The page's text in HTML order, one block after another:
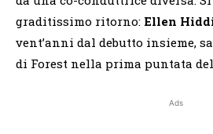
graditissimo ritorno: Ellen
vent’anni dal debutto insieme,
di Forest nella prima puntata
Ads